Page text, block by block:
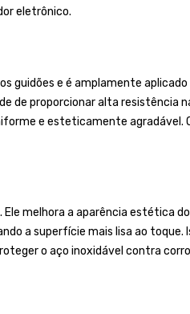
eletrônico.
guidões e é amplamente
de proporcionar alta resistência
e esteticamente agradável.
melhora a aparência estética
a superfície mais lisa ao
o aço inoxidável contra